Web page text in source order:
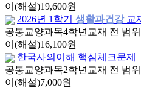
이(해설)19,600원
2026년 1학기
생활과건강 교
공통교양과목4학년 교재 전 범
이(해설)16,100원
한국사의이해 핵심체크문제
공통교양과목2학년 교재 전 범
이(해설)7,000원